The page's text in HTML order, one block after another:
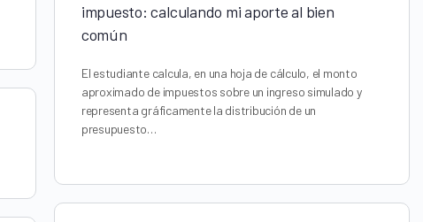
impuesto: calculando mi aporte al bien
común
El estudiante calcula, en una hoja de cálculo, el monto
aproximado de impuestos sobre un ingreso simulado y
representa gráficamente la distribución de un
presupuesto…